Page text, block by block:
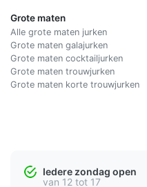
Grote maten
Alle grote maten jurken
Grote maten galajurken
Grote maten cocktailjurken
Grote maten trouwjurken
Grote maten korte trouwjurken
Iedere zondag open
van 12 tot 17